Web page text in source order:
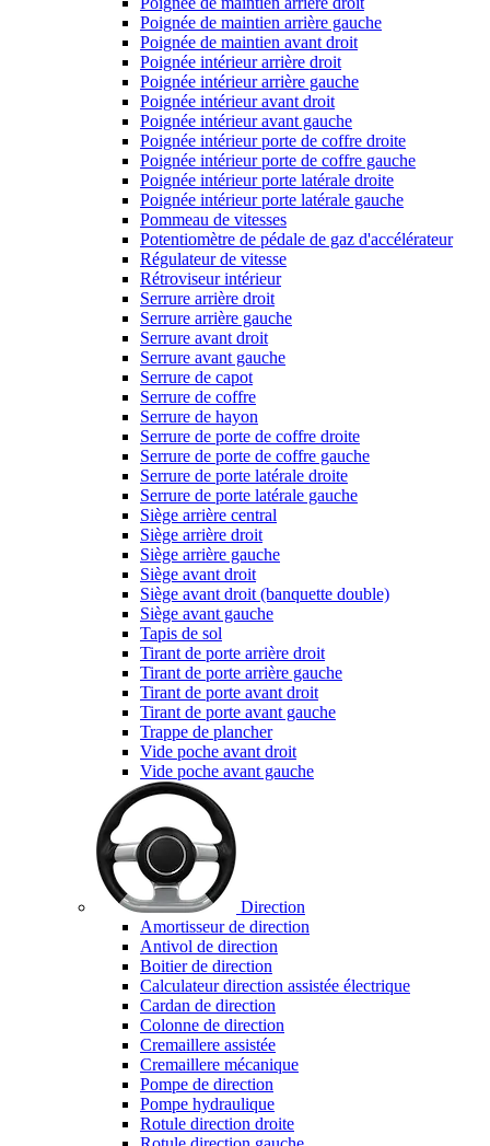
Poignée de maintien arrière gauche
Poignée de maintien avant droit
Poignée intérieur arrière droit
Poignée intérieur arrière gauche
Poignée intérieur avant droit
Poignée intérieur avant gauche
Poignée intérieur porte de coffre droite
Poignée intérieur porte de coffre gauche
Poignée intérieur porte latérale droite
Poignée intérieur porte latérale gauche
Pommeau de vitesses
Potentiomètre de pédale de gaz d'accélérateur
Régulateur de vitesse
Rétroviseur intérieur
Serrure arrière droit
Serrure arrière gauche
Serrure avant droit
Serrure avant gauche
Serrure de capot
Serrure de coffre
Serrure de hayon
Serrure de porte de coffre droite
Serrure de porte de coffre gauche
Serrure de porte latérale droite
Serrure de porte latérale gauche
Siège arrière central
Siège arrière droit
Siège arrière gauche
Siège avant droit
Siège avant droit (banquette double)
Siège avant gauche
Tapis de sol
Tirant de porte arrière droit
Tirant de porte arrière gauche
Tirant de porte avant droit
Tirant de porte avant gauche
Trappe de plancher
Vide poche avant droit
Vide poche avant gauche
Direction
Amortisseur de direction
Antivol de direction
Boitier de direction
Calculateur direction assistée électrique
Cardan de direction
Colonne de direction
Cremaillere assistée
Cremaillere mécanique
Pompe de direction
Pompe hydraulique
Rotule direction droite